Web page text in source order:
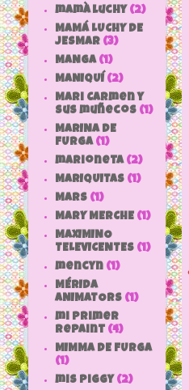
mamà luchy (2)
MAMÁ LUCHY DE
JESMAR (3)
MANGA (1)
MANIQUÍ (2)
Mari Carmen y
sus muñecos (1)
MARINA DE
FURGA (1)
marioneta (2)
MARIQUITAS (1)
MARS (1)
MARY MERCHE (1)
MAXIMINO
TELEVICENTES (1)
mencyn (1)
MÉRIDA
ANIMATORS (1)
mi primer
repaint (4)
MIMMA DE FURGA
(1)
mis piggy (2)